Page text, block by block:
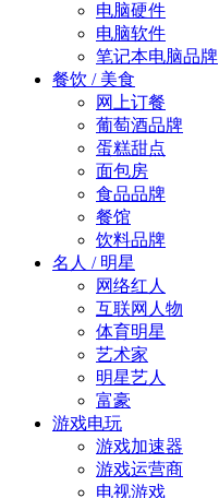
电脑硬件
电脑软件
笔记本电脑品牌
餐饮 / 美食
网上订餐
葡萄酒品牌
蛋糕甜点
面包房
食品品牌
餐馆
饮料品牌
名人 / 明星
网络红人
互联网人物
体育明星
艺术家
明星艺人
富豪
游戏电玩
游戏加速器
游戏运营商
电视游戏